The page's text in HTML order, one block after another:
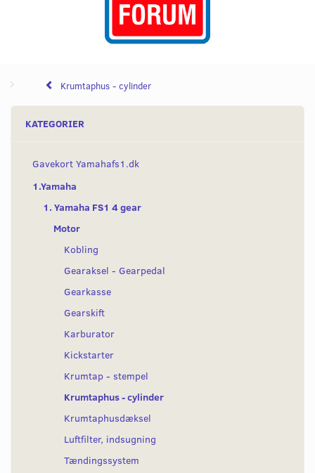
Krumtaphus - cylinder
KATEGORIER
Gavekort Yamahafs1.dk
1.Yamaha
1. Yamaha FS1 4 gear
Motor
Kobling
Gearaksel - Gearpedal
Gearkasse
Gearskift
Karburator
Kickstarter
Krumtap - stempel
Krumtaphus - cylinder
Krumtaphusdæksel
Luftfilter, indsugning
Tændingssystem